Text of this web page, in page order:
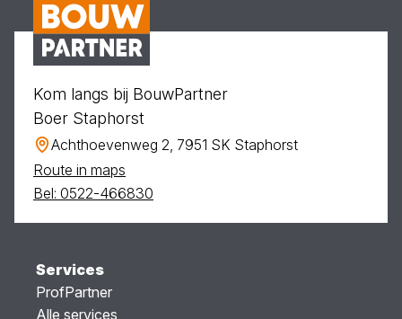
Kom langs bij BouwPartner
Boer Staphorst
Achthoevenweg 2, 7951 SK Staphorst
Route in maps
Bel: 0522-466830
Services
ProfPartner
Alle services